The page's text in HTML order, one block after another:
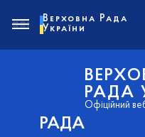
РАДА
РАДА
Офіційний
Верховна Рада
України